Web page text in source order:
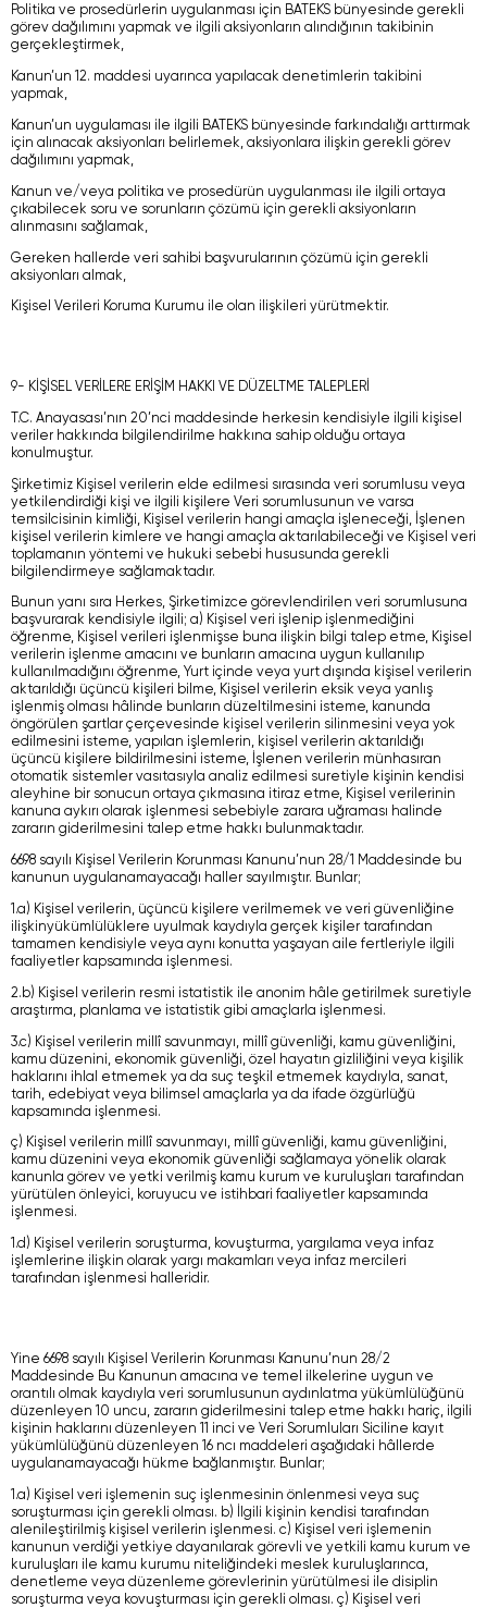
Politika ve prosedürlerin uygulanması için BATEKS bünyesinde gerekli
görev dağılımını yapmak ve ilgili aksiyonların alındığının takibinin
gerçekleştirmek,
Kanun’un 12. maddesi uyarınca yapılacak denetimlerin takibini
yapmak,
Kanun’un uygulaması ile ilgili BATEKS bünyesinde farkındalığı arttırmak
için alınacak aksiyonları belirlemek, aksiyonlara ilişkin gerekli görev
dağılımını yapmak,
Kanun ve/veya politika ve prosedürün uygulanması ile ilgili ortaya
çıkabilecek soru ve sorunların çözümü için gerekli aksiyonların
alınmasını sağlamak,
Gereken hallerde veri sahibi başvurularının çözümü için gerekli
aksiyonları almak,
Kişisel Verileri Koruma Kurumu ile olan ilişkileri yürütmektir.
9- KİŞİSEL VERİLERE ERİŞİM HAKKI VE DÜZELTME TALEPLERİ
T.C. Anayasası’nın 20’nci maddesinde herkesin kendisiyle ilgili kişisel
veriler hakkında bilgilendirilme hakkına sahip olduğu ortaya
konulmuştur.
Şirketimiz Kişisel verilerin elde edilmesi sırasında veri sorumlusu veya
yetkilendirdiği kişi ve ilgili kişilere Veri sorumlusunun ve varsa
temsilcisinin kimliği, Kişisel verilerin hangi amaçla işleneceği, İşlenen
kişisel verilerin kimlere ve hangi amaçla aktarılabileceği ve Kişisel veri
toplamanın yöntemi ve hukuki sebebi hususunda gerekli
bilgilendirmeye sağlamaktadır.
Bunun yanı sıra Herkes, Şirketimizce görevlendirilen veri sorumlusuna
başvurarak kendisiyle ilgili; a) Kişisel veri işlenip işlenmediğini
öğrenme, Kişisel verileri işlenmişse buna ilişkin bilgi talep etme, Kişisel
verilerin işlenme amacını ve bunların amacına uygun kullanılıp
kullanılmadığını öğrenme, Yurt içinde veya yurt dışında kişisel verilerin
aktarıldığı üçüncü kişileri bilme, Kişisel verilerin eksik veya yanlış
işlenmiş olması hâlinde bunların düzeltilmesini isteme, kanunda
öngörülen şartlar çerçevesinde kişisel verilerin silinmesini veya yok
edilmesini isteme, yapılan işlemlerin, kişisel verilerin aktarıldığı
üçüncü kişilere bildirilmesini isteme, İşlenen verilerin münhasıran
otomatik sistemler vasıtasıyla analiz edilmesi suretiyle kişinin kendisi
aleyhine bir sonucun ortaya çıkmasına itiraz etme, Kişisel verilerinin
kanuna aykırı olarak işlenmesi sebebiyle zarara uğraması halinde
zararın giderilmesini talep etme hakkı bulunmaktadır.
6698 sayılı Kişisel Verilerin Korunması Kanunu’nun 28/1 Maddesinde bu
kanunun uygulanamayacağı haller sayılmıştır. Bunlar;
1.a) Kişisel verilerin, üçüncü kişilere verilmemek ve veri güvenliğine
ilişkinyükümlülüklere uyulmak kaydıyla gerçek kişiler tarafından
tamamen kendisiyle veya aynı konutta yaşayan aile fertleriyle ilgili
faaliyetler kapsamında işlenmesi.
2.b) Kişisel verilerin resmi istatistik ile anonim hâle getirilmek suretiyle
araştırma, planlama ve istatistik gibi amaçlarla işlenmesi.
3.c) Kişisel verilerin millî savunmayı, millî güvenliği, kamu güvenliğini,
kamu düzenini, ekonomik güvenliği, özel hayatın gizliliğini veya kişilik
haklarını ihlal etmemek ya da suç teşkil etmemek kaydıyla, sanat,
tarih, edebiyat veya bilimsel amaçlarla ya da ifade özgürlüğü
kapsamında işlenmesi.
ç) Kişisel verilerin millî savunmayı, millî güvenliği, kamu güvenliğini,
kamu düzenini veya ekonomik güvenliği sağlamaya yönelik olarak
kanunla görev ve yetki verilmiş kamu kurum ve kuruluşları tarafından
yürütülen önleyici, koruyucu ve istihbari faaliyetler kapsamında
işlenmesi.
1.d) Kişisel verilerin soruşturma, kovuşturma, yargılama veya infaz
işlemlerine ilişkin olarak yargı makamları veya infaz mercileri
tarafından işlenmesi halleridir.
Yine 6698 sayılı Kişisel Verilerin Korunması Kanunu’nun 28/2
Maddesinde Bu Kanunun amacına ve temel ilkelerine uygun ve
orantılı olmak kaydıyla veri sorumlusunun aydınlatma yükümlülüğünü
düzenleyen 10 uncu, zararın giderilmesini talep etme hakkı hariç, ilgili
kişinin haklarını düzenleyen 11 inci ve Veri Sorumluları Siciline kayıt
yükümlülüğünü düzenleyen 16 ncı maddeleri aşağıdaki hâllerde
uygulanamayacağı hükme bağlanmıştır. Bunlar;
1.a) Kişisel veri işlemenin suç işlenmesinin önlenmesi veya suç
soruşturması için gerekli olması. b) İlgili kişinin kendisi tarafından
alenileştirilmiş kişisel verilerin işlenmesi. c) Kişisel veri işlemenin
kanunun verdiği yetkiye dayanılarak görevli ve yetkili kamu kurum ve
kuruluşları ile kamu kurumu niteliğindeki meslek kuruluşlarınca,
denetleme veya düzenleme görevlerinin yürütülmesi ile disiplin
soruşturma veya kovuşturması için gerekli olması. ç) Kişisel veri